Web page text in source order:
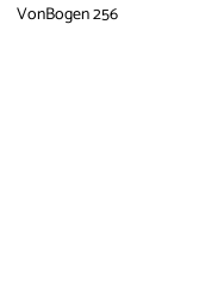
VonBogen 256